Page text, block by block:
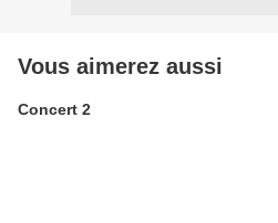
Vous aimerez aussi
Concert 2